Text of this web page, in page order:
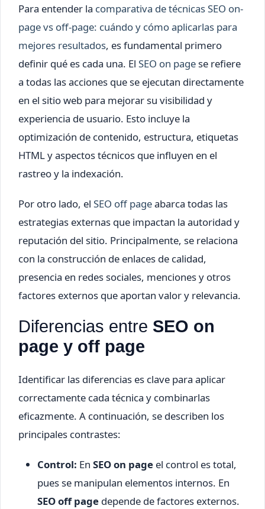
Para entender la comparativa de técnicas SEO on-
page vs off-page: cuándo y cómo aplicarlas para
mejores resultados, es fundamental primero
definir qué es cada una. El SEO on pagese refiere
a todas las acciones que se ejecutan directamente
en el sitio web para mejorar su visibilidad y
experiencia de usuario. Esto incluye la
optimización de contenido, estructura, etiquetas
HTML y aspectos técnicos que influyen en el
rastreo y la indexación.
Por otro lado, el SEO off pageabarca todas las
estrategias externas que impactan la autoridad y
reputación del sitio. Principalmente, se relaciona
con la construcción de enlaces de calidad,
presencia en redes sociales, menciones y otros
factores externos que aportan valor y relevancia.
Diferencias entre SEO on
page y off page
Identificar las diferencias es clave para aplicar
correctamente cada técnica y combinarlas
eficazmente. A continuación, se describen los
principales contrastes:
Control: En SEO on page el control es total,
pues se manipulan elementos internos. En
SEO off page depende de factores externos.